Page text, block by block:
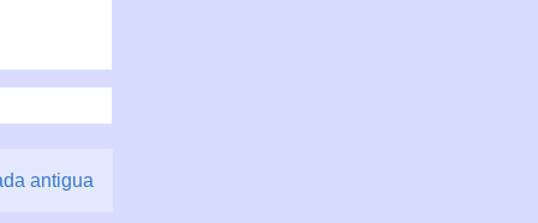
antigua